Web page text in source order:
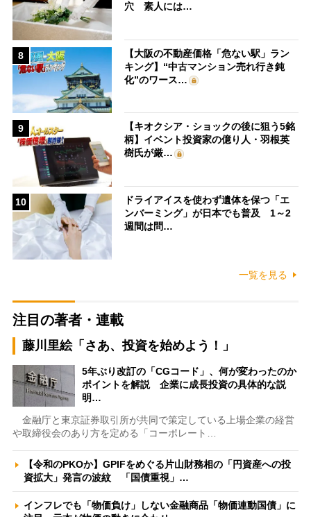
穴 素人には…
8
【大阪の不動産価格「危ない駅」ラン
キング】“中古マンション売れ行き鈍
化”のワース…
9
【キオクシア・ショックの後に狙う5銘
柄】イベント投資家の億り人・羽根英
樹氏が厳…
10
ドライアイスを使わず遺体を保つ「エ
ンバーミング」が日本でも普及 1～2
週間は問…
一覧を見る
注目の著者・連載
藤川里絵「さあ、投資を始めよう！」
5年ぶり改訂の「CGコード」、何が変わったのか
ポイントを解説 企業に成長投資の具体的な説
明…
金融庁と東京証券取引所が共同で策定している上場企業の経営
や取締役会のあり方を定める「コーポレート…
【令和のPKOか】GPIFをめぐる片山財務相の「円資産への投
資拡大」発言の波紋 「国債重視」…
インフレでも「物価負け」しない金融商品「物価連動国債」に